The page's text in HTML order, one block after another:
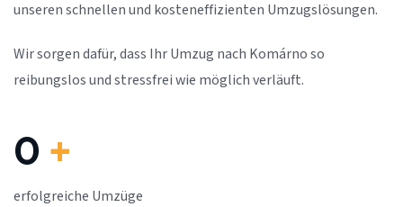
unseren schnellen und kosteneffizienten Umzugslösungen.
Wir sorgen dafür, dass Ihr Umzug nach Komárno so
reibungslos und stressfrei wie möglich verläuft.
0 +
erfolgreiche Umzüge